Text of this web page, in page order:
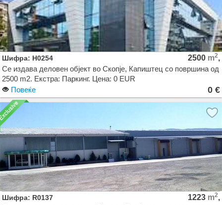
Шифра: H0254 2500 m2,
Се издава деловен објект во Скопје, Капиштец со површина од
2500 m2. Екстра: Паркинг. Цена: 0 EUR
Повеќе
0 €
Шифра: R0137 1223 m2,